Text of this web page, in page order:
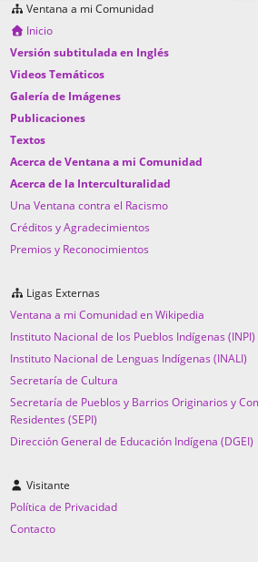
Ventana a mi Comunidad
Inicio
Versión subtitulada en Inglés
Videos Temáticos
Galería de Imágenes
Publicaciones
Textos
Acerca de Ventana a mi Comunidad
Acerca de la Interculturalidad
Una Ventana contra el Racismo
Créditos y Agradecimientos
Premios y Reconocimientos
Ligas Externas
Ventana a mi Comunidad en Wikipedia
Instituto Nacional de los Pueblos Indígenas (INPI)
Instituto Nacional de Lenguas Indígenas (INALI)
Secretaría de Cultura
Secretaría de Pueblos y Barrios Originarios y
Residentes (SEPI)
Dirección General de Educación Indígena (DGEI)
Visitante
Política de Privacidad
Contacto